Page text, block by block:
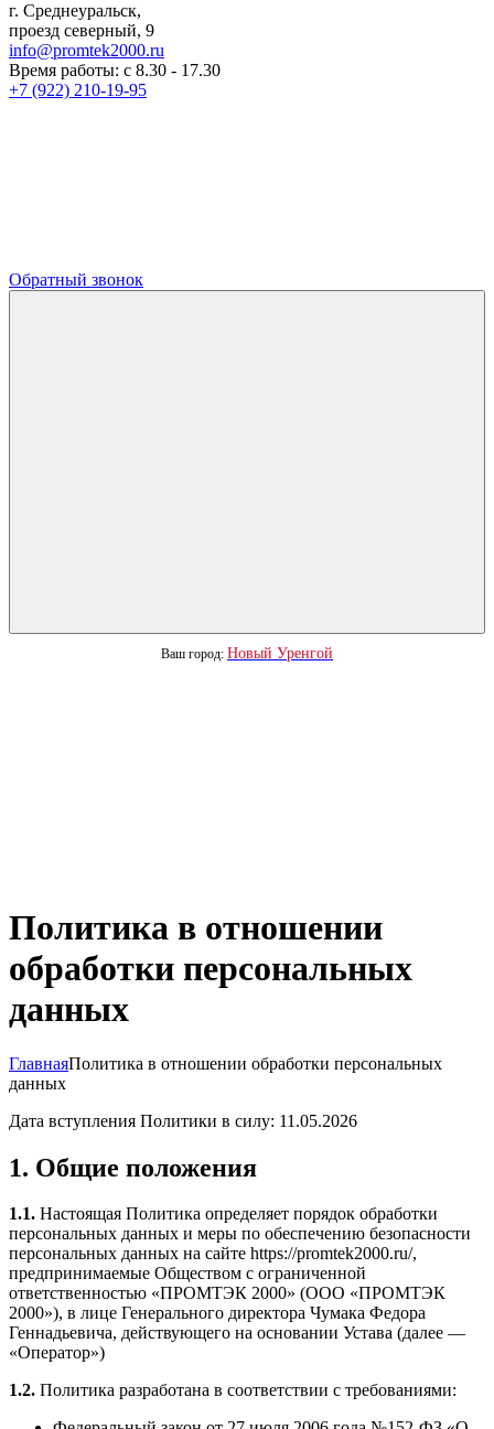
г. Среднеуральск,
проезд северный, 9
info@promtek2000.ru
Время работы: с 8.30 - 17.30
+7 (922) 210-19-95
Обратный звонок
Ваш город: Новый Уренгой
Политика в отношении
обработки персональных
данных
ГлавнаяПолитика в отношении обработки персональных
данных
Дата вступления Политики в силу: 11.05.2026
1. Общие положения
1.1. Настоящая Политика определяет порядок обработки
персональных данных и меры по обеспечению безопасности
персональных данных на сайте https://promtek2000.ru/,
предпринимаемые Обществом с ограниченной
ответственностью «ПРОМТЭК 2000» (ООО «ПРОМТЭК
2000»), в лице Генерального директора Чумака Федора
Геннадьевича, действующего на основании Устава (далее —
«Оператор»)
1.2. Политика разработана в соответствии с требованиями: